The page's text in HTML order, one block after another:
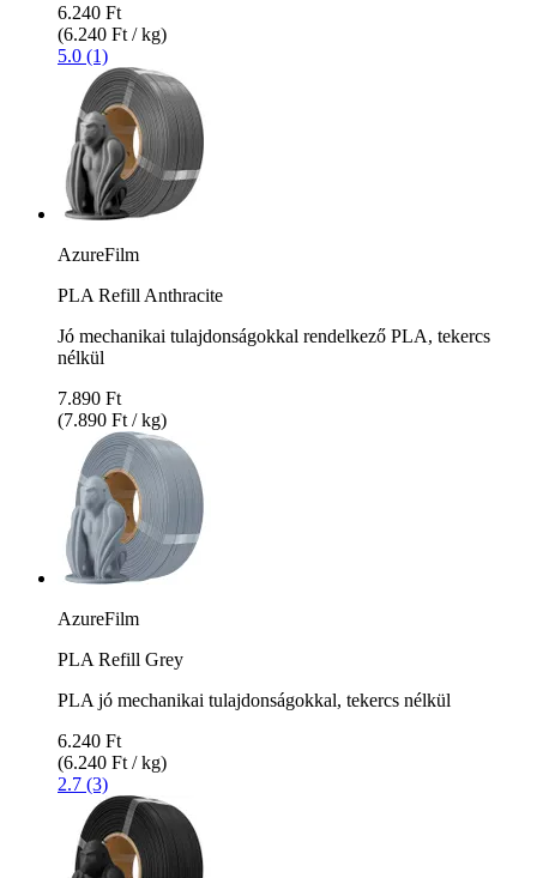
6.240 Ft
(6.240 Ft / kg)
5.0 (1)
AzureFilm
PLA Refill Anthracite
Jó mechanikai tulajdonságokkal rendelkező PLA, tekercs
nélkül
7.890 Ft
(7.890 Ft / kg)
AzureFilm
PLA Refill Grey
PLA jó mechanikai tulajdonságokkal, tekercs nélkül
6.240 Ft
(6.240 Ft / kg)
2.7 (3)